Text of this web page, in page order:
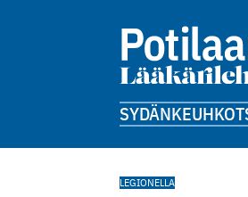
SYDÄNKEUHKOT
LEGIONELLA